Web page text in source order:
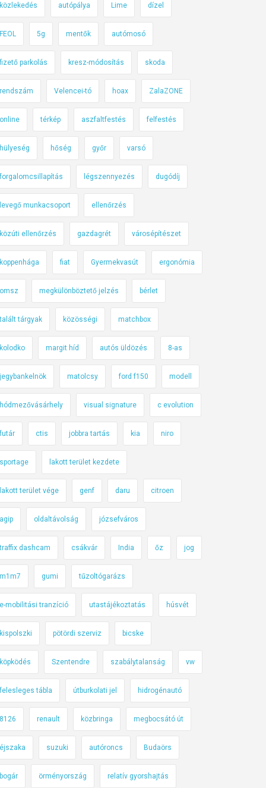
közlekedés autópálya Lime dízel
FEOL 5g mentők autómosó
fizető parkolás kresz-módosítás skoda
rendszám Velencei-tó hoax ZalaZONE
online térkép aszfaltfestés felfestés
hülyeség hőség győr varsó
forgalomcsillapítás légszennyezés dugódíj
levegő munkacsoport ellenőrzés
közúti ellenőrzés gazdagrét városépítészet
koppenhága fiat Gyermekvasút ergonómia
omsz megkülönböztető jelzés bérlet
talált tárgyak közösségi matchbox
kolodko margit híd autós üldözés 8-as
jegybankelnök matolcsy ford f150 modell
hódmezővásárhely visual signature c evolution
futár ctis jobbra tartás kia niro
sportage lakott terület kezdete
lakott terület vége genf daru citroen
agip oldaltávolság józsefváros
traffix dashcam csákvár India őz jog
m1m7 gumi tűzoltógarázs
e-mobilitási tranzíció utastájékoztatás húsvét
kispolszki pötördi szerviz bicske
köpködés Szentendre szabálytalanság vw
felesleges tábla útburkolati jel hidrogénautó
8126 renault közbringa megbocsátó út
éjszaka suzuki autóroncs Budaörs
bogár örményország relatív gyorshajtás